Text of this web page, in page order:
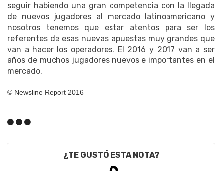
seguir habiendo una gran competencia con la llegada
de nuevos jugadores al mercado latinoamericano y
nosotros tenemos que estar atentos para ser los
referentes de esas nuevas apuestas muy grandes que
van a hacer los operadores. El 2016 y 2017 van a ser
años de muchos jugadores nuevos e importantes en el
mercado.
© Newsline Report 2016
¿TE GUSTÓ ESTA NOTA?